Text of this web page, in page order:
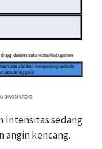
Intensitas sedang
kencang.